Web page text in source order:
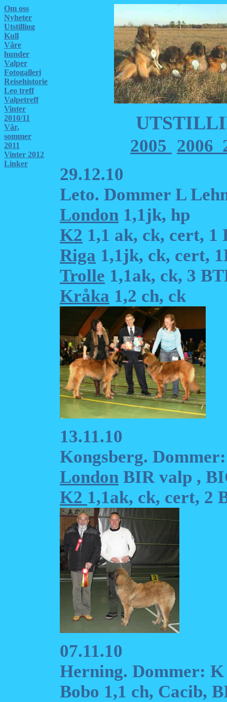
Om oss
Nyheter
Utstilling
Kull
Våre
hunder
Valper
Fotogalleri
Reisehistorie
Leo treff
Valpetreff
Vinter
2010/11
Vår,
sommer
2011
Vinter 2012
Linker
2005 2006
29.12.10
Leto. Dommer L
London 1,1jk, hp
K2 1,1 ak, ck, cert,
Riga 1,1jk, ck, cert,
Trolle 1,1ak, ck, 3
Kråka 1,2 ch, ck
13.11.10
Kongsberg.
London BIR valp ,
K2 1,1ak, ck, cert, 2
07.11.10
Herning. Dommer: K
Bobo 1,1 ch, Cacib,